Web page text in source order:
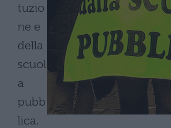
tuzio
ne e
della
scuol
a
pubb
lica.